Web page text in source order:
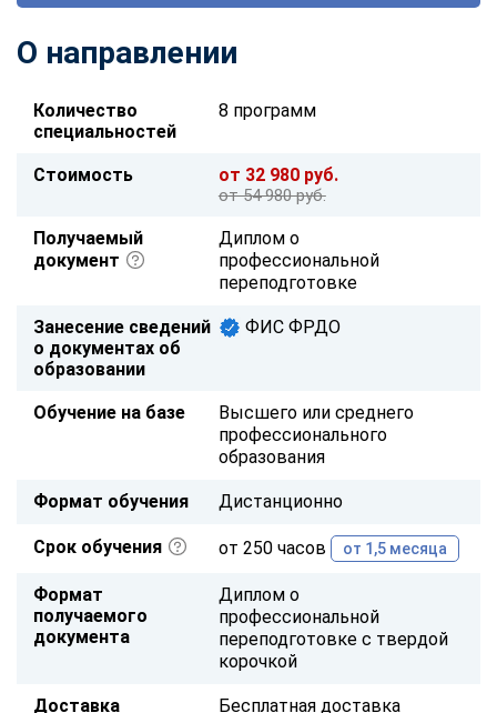
О направлении
Количество
специальностей
8 программ
Стоимость от 32 980 руб.
от 54 980 руб.
Получаемый
документ
Диплом о
профессиональной
переподготовке
Занесение сведений
о документах об
образовании
ФИС ФРДО
Обучение на базе
Высшего или среднего
профессионального
образования
Формат обучения Дистанционно
Срок обучения от 250 часов от 1,5 месяца
Формат
получаемого
документа
Диплом о
профессиональной
переподготовке с твердой
корочкой
Доставка
Бесплатная доставка